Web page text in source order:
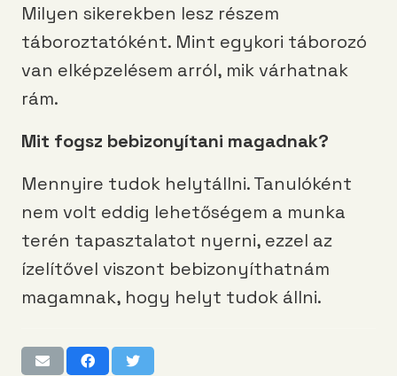
Milyen sikerekben lesz részem
táboroztatóként. Mint egykori táborozó
van elképzelésem arról, mik várhatnak
rám.
Mit fogsz bebizonyítani magadnak?
Mennyire tudok helytállni. Tanulóként
nem volt eddig lehetőségem a munka
terén tapasztalatot nyerni, ezzel az
ízelítővel viszont bebizonyíthatnám
magamnak, hogy helyt tudok állni.